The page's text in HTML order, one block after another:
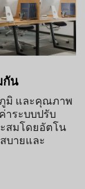
กัน
มิ และคุณภาพ
าระบบปรับ
สมโดยอัตโน
บายและ